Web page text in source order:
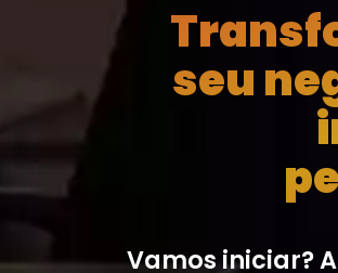
seu
Vamos iniciar?